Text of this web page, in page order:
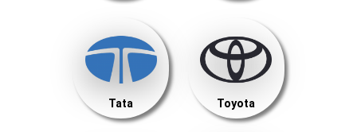
Tata Toyota